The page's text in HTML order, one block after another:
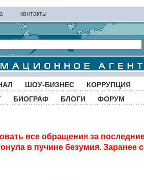
контакты
ШОУ-БИЗНЕС
КОРРУПЦИЯ
БИОГРАФ БЛОГИ ФОРУМ
все обращения за
в пучине безумия. Заранее